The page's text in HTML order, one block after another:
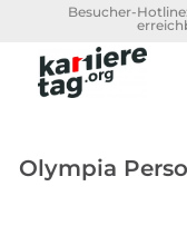
Besucher-
Olympia